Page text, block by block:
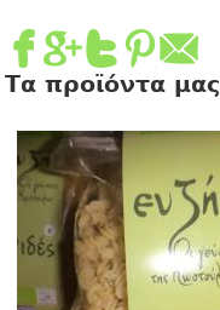
Τα προϊόντα μας